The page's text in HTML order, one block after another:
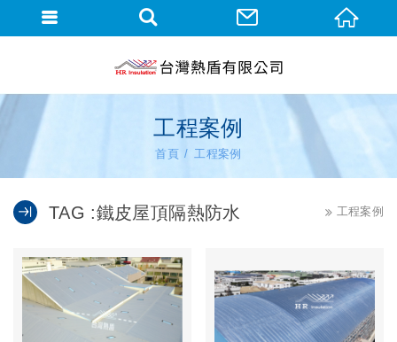
工程案例
首頁 工程案例
TAG :鐵皮屋頂隔熱防水 工程案例